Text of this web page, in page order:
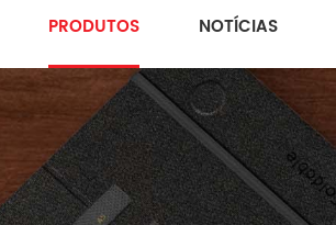
PRODUTOS NOTÍCIAS